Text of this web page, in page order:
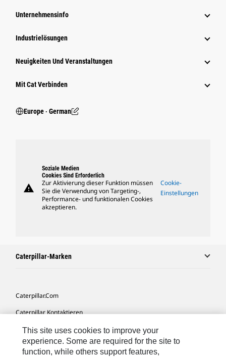
Unternehmensinfo
Industrielösungen
Neuigkeiten Und Veranstaltungen
Mit Cat Verbinden
Europe ‧ German
warning
Soziale Medien
Cookies Sind Erforderlich
Zur Aktivierung dieser Funktion müssen
Sie die Verwendung von Targeting-,
Performance- und funktionalen Cookies
akzeptieren.
Cookie-
Einstellungen
Caterpillar-Marken
Caterpillar.com
Caterpillar Kontaktieren
Meine Marketing-Präferenzen
Seitenübersicht
This site uses cookies to improve your
experience. Some are required for the site to
function, while others support features,